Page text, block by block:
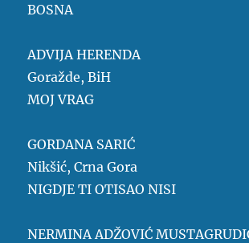
BOSNA
ADVIJA HERENDA
Goražde, BiH
MOJ VRAG
GORDANA SARIĆ
Nikšić, Crna Gora
NIGDJE TI OTISAO NISI
NERMINA ADŽOVIĆ